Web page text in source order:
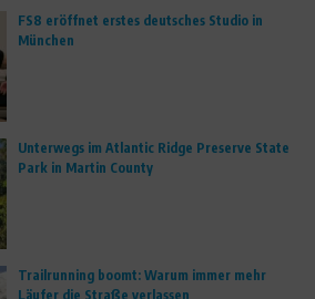
FS8 eröffnet erstes deutsches Studio in
München
Unterwegs im Atlantic Ridge Preserve State
Park in Martin County
Trailrunning boomt: Warum immer mehr
Läufer die Straße verlassen